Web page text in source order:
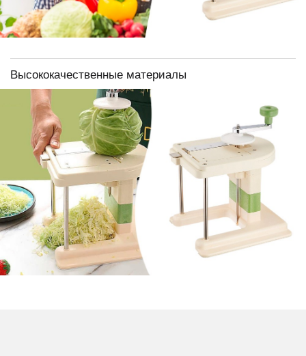
Высококачественные материалы